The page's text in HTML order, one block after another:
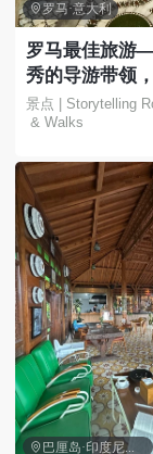
 罗马·意大利
罗马最佳旅游
秀的导游带领
难忘的体验！
景点 | Storytelling
& Walks
 巴厘岛·印度尼西亚